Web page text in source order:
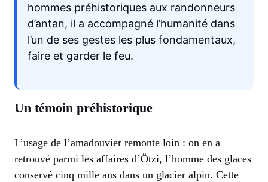
hommes préhistoriques aux randonneurs
d’antan, il a accompagné l’humanité dans
l’un de ses gestes les plus fondamentaux,
faire et garder le feu.
Un témoin préhistorique
L’usage de l’amadouvier remonte loin : on en a
retrouvé parmi les affaires d’Ötzi, l’homme des glaces
conservé cinq mille ans dans un glacier alpin. Cette